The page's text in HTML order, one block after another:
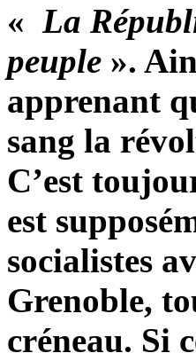
« La
peuple ».
apprenant
sang la
C’est
est
socialistes
Grenoble,
créneau. Si